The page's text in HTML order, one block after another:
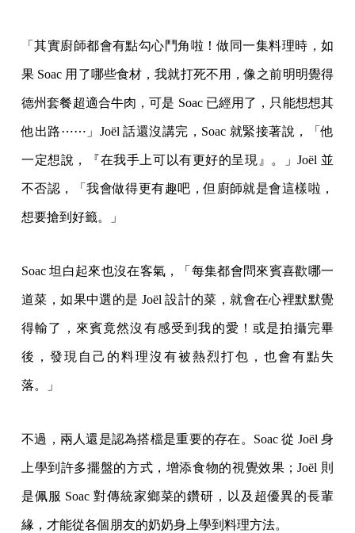
「其實廚師都會有點勾心鬥角啦！做同一集料理時，如
果 Soac 用了哪些食材，我就打死不用，像之前明明覺得
德州套餐超適合牛肉，可是 Soac 已經用了，只能想想其
他出路⋯⋯」Joël 話還沒講完，Soac 就緊接著說，「他
一定想說，『在我手上可以有更好的呈現』。」Joël 並
不否認，「我會做得更有趣吧，但廚師就是會這樣啦，
想要搶到好籤。」
Soac 坦白起來也沒在客氣，「每集都會問來賓喜歡哪一
道菜，如果中選的是 Joël 設計的菜，就會在心裡默默覺
得輸了，來賓竟然沒有感受到我的愛！或是拍攝完畢
後，發現自己的料理沒有被熱烈打包，也會有點失
落。」
不過，兩人還是認為搭檔是重要的存在。Soac 從 Joël 身
上學到許多擺盤的方式，增添食物的視覺效果；Joël 則
是佩服 Soac 對傳統家鄉菜的鑽研，以及超優異的長輩
緣，才能從各個朋友的奶奶身上學到料理方法。